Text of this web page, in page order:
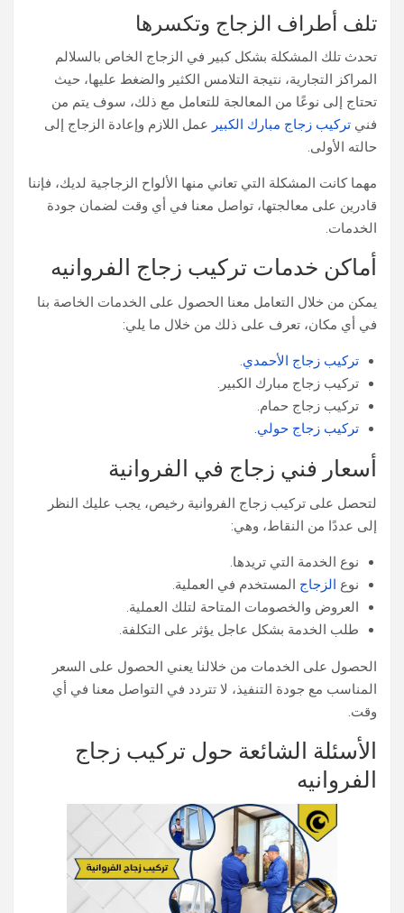
تلف أطراف الزجاج وتكسرها
تحدث تلك المشكلة بشكل كبير في الزجاج الخاص بالسلالم
المراكز التجارية، نتيجة التلامس الكثير والضغط عليها، حيث
تحتاج إلى نوعًا من المعالجة للتعامل مع ذلك، سوف يتم من
فني تركيب زجاج مبارك الكبير عمل اللازم وإعادة الزجاج إلى
حالته الأولى.
مهما كانت المشكلة التي تعاني منها الألواح الزجاجية لديك، فإننا
قادرين على معالجتها، تواصل معنا في أي وقت لضمان جودة
الخدمات.
أماكن خدمات تركيب زجاج الفروانيه
يمكن من خلال التعامل معنا الحصول على الخدمات الخاصة بنا
في أي مكان، تعرف على ذلك من خلال ما يلي:
تركيب زجاج الأحمدي.
تركيب زجاج مبارك الكبير.
تركيب زجاج حمام.
تركيب زجاج حولي.
أسعار فني زجاج في الفروانية
لتحصل على تركيب زجاج الفروانية​ رخيص، يجب عليك النظر
إلى عددًا من النقاط، وهي:
نوع الخدمة التي تريدها.
نوع الزجاج المستخدم في العملية.
العروض والخصومات المتاحة لتلك العملية.
طلب الخدمة بشكل عاجل يؤثر على التكلفة.
الحصول على الخدمات من خلالنا يعني الحصول على السعر
المناسب مع جودة التنفيذ، لا تتردد في التواصل معنا في أي
وقت.
الأسئلة الشائعة حول تركيب زجاج
الفروانيه